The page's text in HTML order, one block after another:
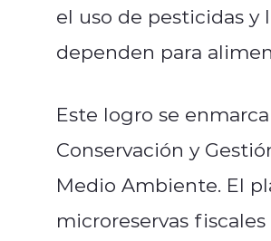
el uso de pesticidas y
dependen para
Este logro se
Conservación y
Medio Ambiente. El
microreservas